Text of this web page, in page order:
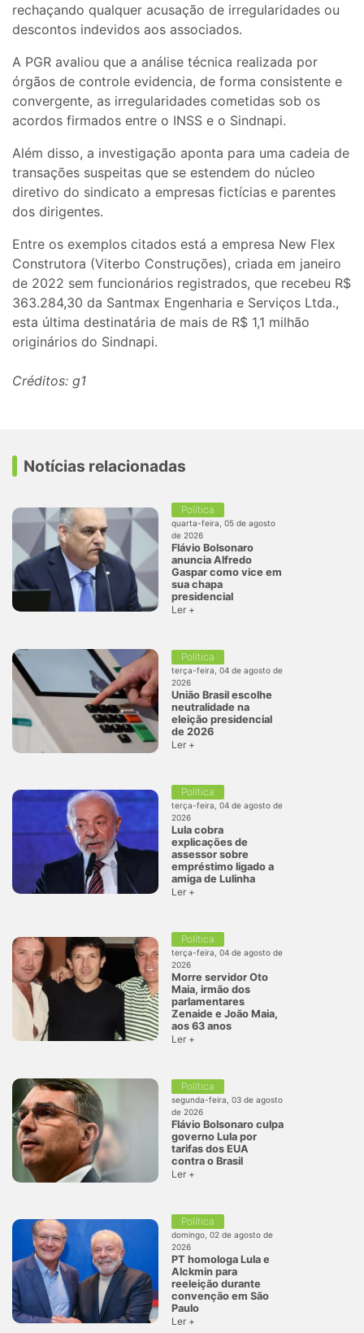
rechaçando qualquer acusação de irregularidades ou
descontos indevidos aos associados.
A PGR avaliou que a análise técnica realizada por
órgãos de controle evidencia, de forma consistente e
convergente, as irregularidades cometidas sob os
acordos firmados entre o INSS e o Sindnapi.
Além disso, a investigação aponta para uma cadeia de
transações suspeitas que se estendem do núcleo
diretivo do sindicato a empresas fictícias e parentes
dos dirigentes.
Entre os exemplos citados está a empresa New Flex
Construtora (Viterbo Construções), criada em janeiro
de 2022 sem funcionários registrados, que recebeu R$
363.284,30 da Santmax Engenharia e Serviços Ltda.,
esta última destinatária de mais de R$ 1,1 milhão
originários do Sindnapi.
Créditos: g1
Notícias relacionadas
Política
quarta-feira, 05 de agosto
de 2026
Flávio Bolsonaro
anuncia Alfredo
Gaspar como vice em
sua chapa
presidencial
Ler +
Política
terça-feira, 04 de agosto de
2026
União Brasil escolhe
neutralidade na
eleição presidencial
de 2026
Ler +
Política
terça-feira, 04 de agosto de
2026
Lula cobra
explicações de
assessor sobre
empréstimo ligado a
amiga de Lulinha
Ler +
Política
terça-feira, 04 de agosto de
2026
Morre servidor Oto
Maia, irmão dos
parlamentares
Zenaide e João Maia,
aos 63 anos
Ler +
Política
segunda-feira, 03 de agosto
de 2026
Flávio Bolsonaro culpa
governo Lula por
tarifas dos EUA
contra o Brasil
Ler +
Política
domingo, 02 de agosto de
2026
PT homologa Lula e
Alckmin para
reeleição durante
convenção em São
Paulo
Ler +